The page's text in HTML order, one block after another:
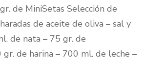
de MiniSetas Selección de
de aceite de oliva – sal y
de nata – 75 gr. de
de harina – 700 ml. de leche –